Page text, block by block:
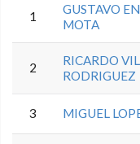
1
GUSTAVO
MOTA
2
RICARDO
RODRIGUEZ
3 MIGUEL